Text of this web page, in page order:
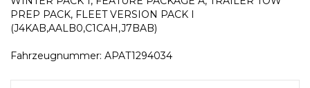
PREP PACK, FLEET VERSION PACK I
(J4KAB,AALB0,C1CAH,J7BAB)
Fahrzeugnummer: APAT1294034